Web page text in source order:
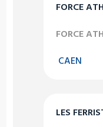
FORCE
FORCE
CAEN
LES